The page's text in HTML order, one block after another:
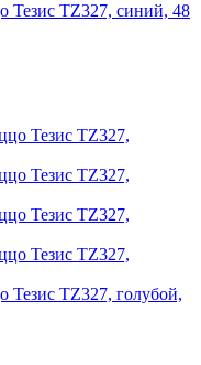
Тезис TZ327, синий, 48
Тезис TZ327, голубой,